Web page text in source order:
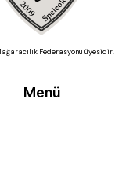
Federasyonu üyesidir.
Menü